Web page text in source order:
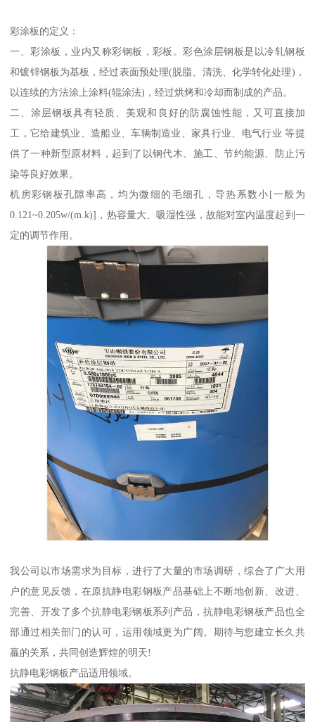
彩涂板的定义：
一、彩涂板，业内又称彩钢板，彩板。彩色涂层钢板是以冷轧钢板
和镀锌钢板为基板，经过表面预处理(脱脂、清洗、化学转化处理)，
以连续的方法涂上涂料(辊涂法)，经过烘烤和冷却而制成的产品。
二、涂层钢板具有轻质、美观和良好的防腐蚀性能，又可直接加
工，它给建筑业、造船业、车辆制造业、家具行业、电气行业 等提
供了一种新型原材料，起到了以钢代木、施工、节约能源、防止污
染等良好效果。
机房彩钢板孔隙率高，均为微细的毛细孔，导热系数小[一般为
0.121~0.205w/(m.k)]，热容量大、吸湿性强，故能对室内温度起到一
定的调节作用。
我公司以市场需求为目标，进行了大量的市场调研，综合了广大用
户的意见反馈，在原抗静电彩钢板产品基础上不断地创新、改进、
完善、开发了多个抗静电彩钢板系列产品，抗静电彩钢板产品也全
部通过相关部门的认可，运用领域更为广阔。期待与您建立长久共
羸的关系，共同创造辉煌的明天!
抗静电彩钢板产品适用领域。